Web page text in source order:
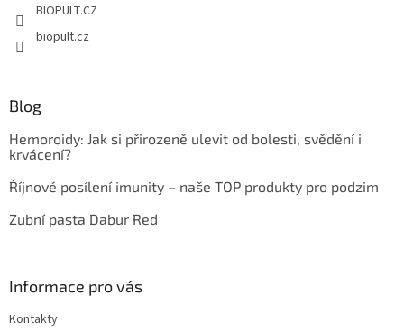
BIOPULT.CZ
biopult.cz
Blog
Hemoroidy: Jak si přirozeně ulevit od bolesti, svědění i
krvácení?
Říjnové posílení imunity – naše TOP produkty pro podzim
Zubní pasta Dabur Red
Informace pro vás
Kontakty